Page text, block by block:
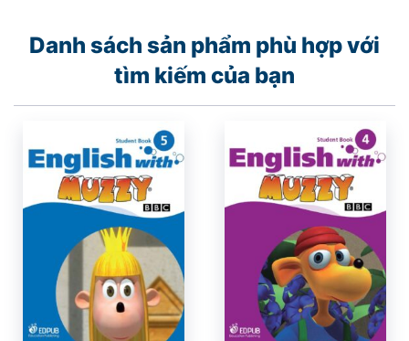
Danh sách sản phẩm phù hợp với
tìm kiếm của bạn